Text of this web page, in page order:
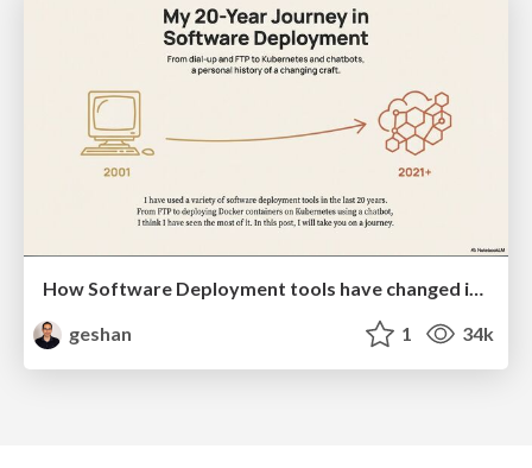
How Software Deployment tools have changed in the past 20 years
geshan
1 34k